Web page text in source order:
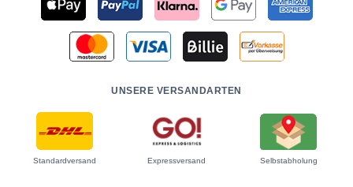
UNSERE VERSANDARTEN
Standardversand Expressversand Selbstabholung